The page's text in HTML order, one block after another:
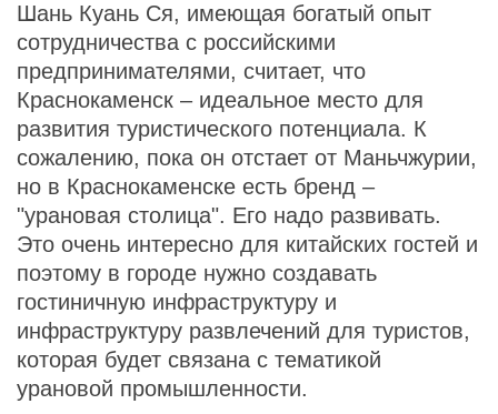
Шань Куань Ся, имеющая богатый опыт
сотрудничества с российскими
предпринимателями, считает, что
Краснокаменск – идеальное место для
развития туристического потенциала. К
сожалению, пока он отстает от Маньчжурии,
но в Краснокаменске есть бренд –
"урановая столица". Его надо развивать.
Это очень интересно для китайских гостей и
поэтому в городе нужно создавать
гостиничную инфраструктуру и
инфраструктуру развлечений для туристов,
которая будет связана с тематикой
урановой промышленности.